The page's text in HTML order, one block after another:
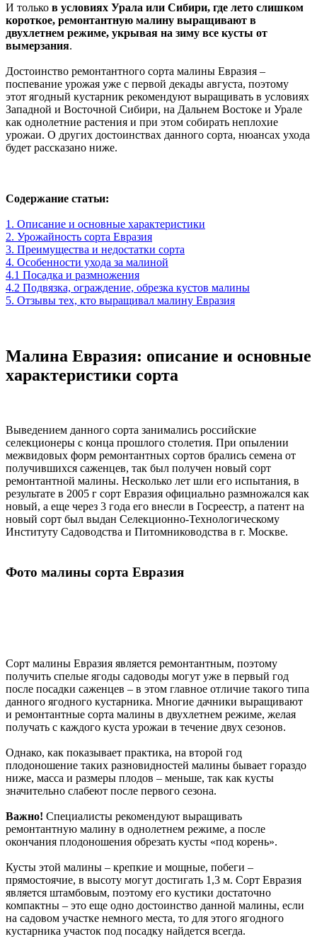
И только в условиях Урала или Сибири, где лето слишком
короткое, ремонтантную малину выращивают в
двухлетнем режиме, укрывая на зиму все кусты от
вымерзания.
Достоинство ремонтантного сорта малины Евразия –
поспевание урожая уже с первой декады августа, поэтому
этот ягодный кустарник рекомендуют выращивать в условиях
Западной и Восточной Сибири, на Дальнем Востоке и Урале
как однолетние растения и при этом собирать неплохие
урожаи. О других достоинствах данного сорта, нюансах ухода
будет рассказано ниже.
Содержание статьи:
1. Описание и основные характеристики
2. Урожайность сорта Евразия
3. Преимущества и недостатки сорта
4. Особенности ухода за малиной
4.1 Посадка и размножения
4.2 Подвязка, ограждение, обрезка кустов малины
5. Отзывы тех, кто выращивал малину Евразия
Малина Евразия: описание и основные
характеристики сорта
Выведением данного сорта занимались российские
селекционеры с конца прошлого столетия. При опылении
межвидовых форм ремонтантных сортов брались семена от
получившихся саженцев, так был получен новый сорт
ремонтантной малины. Несколько лет шли его испытания, в
результате в 2005 г сорт Евразия официально размножался как
новый, а еще через 3 года его внесли в Госреестр, а патент на
новый сорт был выдан Селекционно-Технологическому
Институту Садоводства и Питомниководства в г. Москве.
Фото малины сорта Евразия
Сорт малины Евразия является ремонтантным, поэтому
получить спелые ягоды садоводы могут уже в первый год
после посадки саженцев – в этом главное отличие такого типа
данного ягодного кустарника. Многие дачники выращивают
и ремонтантные сорта малины в двухлетнем режиме, желая
получать с каждого куста урожаи в течение двух сезонов.
Однако, как показывает практика, на второй год
плодоношение таких разновидностей малины бывает гораздо
ниже, масса и размеры плодов – меньше, так как кусты
значительно слабеют после первого сезона.
Важно! Специалисты рекомендуют выращивать
ремонтантную малину в однолетнем режиме, а после
окончания плодоношения обрезать кусты «под корень».
Кусты этой малины – крепкие и мощные, побеги –
прямостоячие, в высоту могут достигать 1,3 м. Сорт Евразия
является штамбовым, поэтому его кустики достаточно
компактны – это еще одно достоинство данной малины, если
на садовом участке немного места, то для этого ягодного
кустарника участок под посадку найдется всегда.